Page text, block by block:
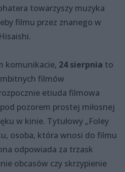
towarzyszy muzyka
filmu przez znanego w
komunikacie, 24 sierpnia to
filmów
etiuda filmowa
pozorem prostej miłosnej
w kinie. Tytułowy „Foley
osoba, która wnosi do filmu
odpowiada za trzask
obcasów czy skrzypienie